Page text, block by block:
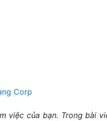
việc của bạn. Trong bài